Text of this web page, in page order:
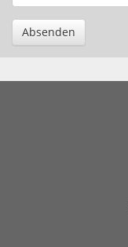
Absenden